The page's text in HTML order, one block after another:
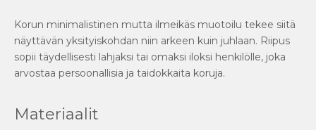
Korun minimalistinen mutta ilmeikäs muotoilu tekee siitä
näyttävän yksityiskohdan niin arkeen kuin juhlaan. Riipus
sopii täydellisesti lahjaksi tai omaksi iloksi henkilölle, joka
arvostaa persoonallisia ja taidokkaita koruja.
Materiaalit